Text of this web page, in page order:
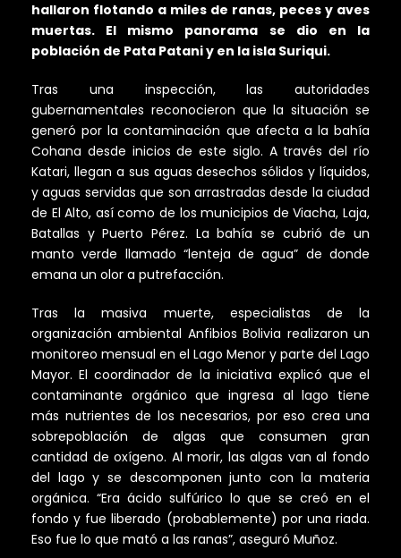
hallaron flotando a miles de ranas, peces y aves
muertas. El mismo panorama se dio en la
población de Pata Patani y en la isla Suriqui.
Tras una inspección, las autoridades
gubernamentales reconocieron que la situación se
generó por la contaminación que afecta a la bahía
Cohana desde inicios de este siglo. A través del río
Katari, llegan a sus aguas desechos sólidos y líquidos,
y aguas servidas que son arrastradas desde la ciudad
de El Alto, así como de los municipios de Viacha, Laja,
Batallas y Puerto Pérez. La bahía se cubrió de un
manto verde llamado “lenteja de agua” de donde
emana un olor a putrefacción.
Tras la masiva muerte, especialistas de la
organización ambiental Anfibios Bolivia realizaron un
monitoreo mensual en el Lago Menor y parte del Lago
Mayor. El coordinador de la iniciativa explicó que el
contaminante orgánico que ingresa al lago tiene
más nutrientes de los necesarios, por eso crea una
sobrepoblación de algas que consumen gran
cantidad de oxígeno. Al morir, las algas van al fondo
del lago y se descomponen junto con la materia
orgánica. “Era ácido sulfúrico lo que se creó en el
fondo y fue liberado (probablemente) por una riada.
Eso fue lo que mató a las ranas”, aseguró Muñoz.